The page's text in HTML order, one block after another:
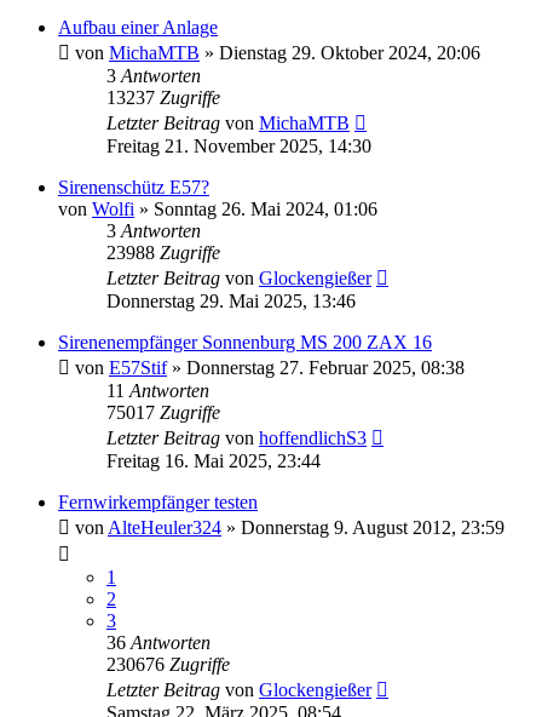
Aufbau einer Anlage
von MichaMTB » Dienstag 29. Oktober 2024, 20:06
3 Antworten
13237 Zugriffe
Letzter Beitrag von MichaMTB
Freitag 21. November 2025, 14:30
Sirenenschütz E57?
von Wolfi » Sonntag 26. Mai 2024, 01:06
3 Antworten
23988 Zugriffe
Letzter Beitrag von Glockengießer
Donnerstag 29. Mai 2025, 13:46
Sirenenempfänger Sonnenburg MS 200 ZAX 16
von E57Stif» Donnerstag 27. Februar 2025, 08:38
11 Antworten
75017 Zugriffe
Letzter Beitrag von hoffendlichS3
Freitag 16. Mai 2025, 23:44
Fernwirkempfänger testen
von AlteHeuler324 » Donnerstag 9. August 2012, 23:59
1
2
3
36 Antworten
230676 Zugriffe
Letzter Beitrag von Glockengießer
Samstag 22. März 2025, 08:54